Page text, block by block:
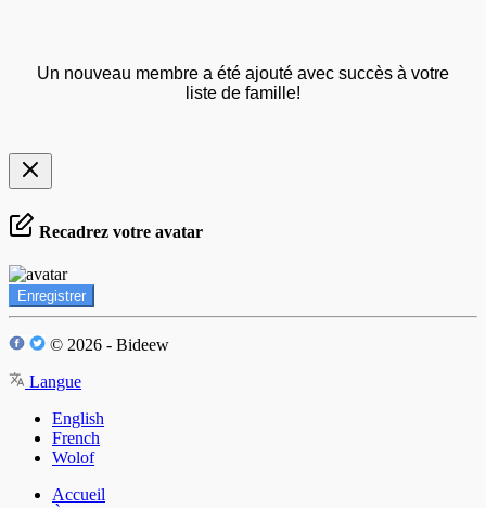
Un nouveau membre a été ajouté avec succès à votre
liste de famille!
Recadrez votre avatar
Enregistrer
© 2026 - Bideew
Langue
English
French
Wolof
Accueil